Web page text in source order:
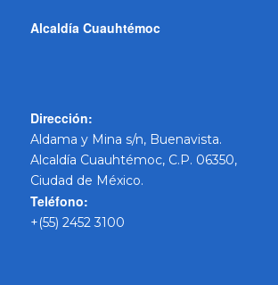
Alcaldía Cuauhtémoc
Dirección:
Aldama y Mina s/n, Buenavista.
Alcaldía Cuauhtémoc, C.P. 06350,
Ciudad de México.
Teléfono:
+(55) 2452 3100